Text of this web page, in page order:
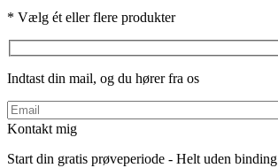
* Vælg ét eller flere produkter
Indtast din mail, og du hører fra os
Kontakt mig
Start din gratis prøveperiode - Helt uden binding